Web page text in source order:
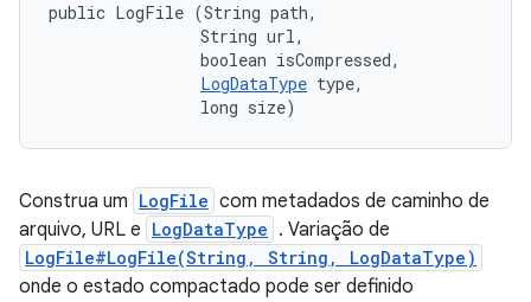
public LogFile (String path,
                String url,
                boolean isCompressed,
LogDataType type,
                long size)
Construa um LogFile com metadados de caminho de
arquivo, URL e LogDataType . Variação de
LogFile#LogFile(String, String, LogDataType)
onde o estado compactado pode ser definido